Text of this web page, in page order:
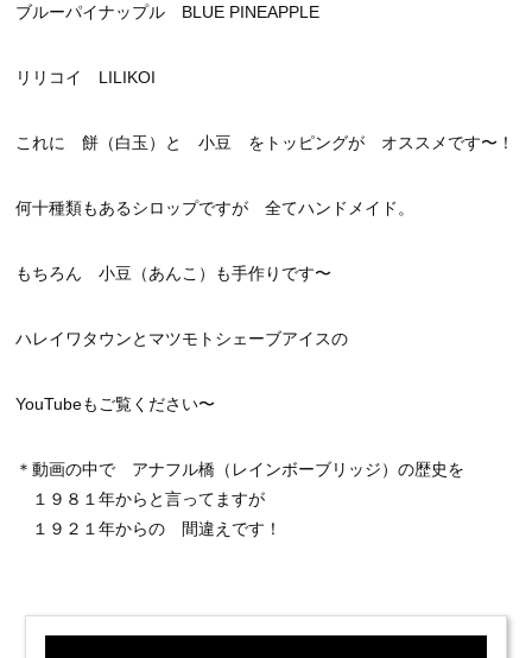
ブルーパイナップル BLUE PINEAPPLE
リリコイ LILIKOI
これに 餅（白玉）と 小豆 をトッピングが オススメです〜！
何十種類もあるシロップですが 全てハンドメイド。
もちろん 小豆（あんこ）も手作りです〜
ハレイワタウンとマツモトシェーブアイスの
YouTubeもご覧ください〜
＊動画の中で アナフル橋（レインボーブリッジ）の歴史を
１９８１年からと言ってますが
１９２１年からの 間違えです！